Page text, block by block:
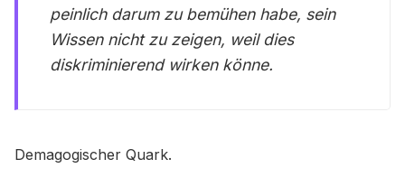
peinlich darum zu bemühen habe, sein
Wissen nicht zu zeigen, weil dies
diskriminierend wirken könne.
Demagogischer Quark.